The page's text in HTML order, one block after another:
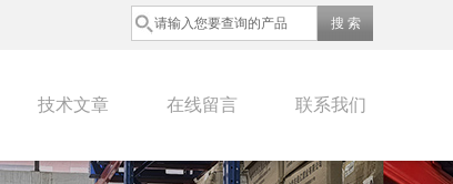
技术文章 在线留言 联系我们